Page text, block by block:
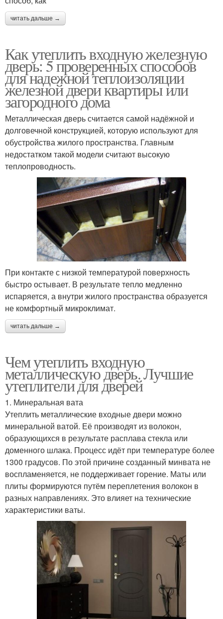
читать дальше →
Как утеплить входную железную
дверь: 5 проверенных способов
для надежной теплоизоляции
железной двери квартиры или
загородного дома
Металлическая дверь считается самой надёжной и
долговечной конструкцией, которую используют для
обустройства жилого пространства. Главным
недостатком такой модели считают высокую
теплопроводность.
При контакте с низкой температурой поверхность
быстро остывает. В результате тепло медленно
испаряется, а внутри жилого пространства образуется
не комфортный микроклимат.
читать дальше →
Чем утеплить входную
металлическую дверь. Лучшие
утеплители для дверей
1. Минеральная вата
Утеплить металлические входные двери можно
минеральной ватой. Её производят из волокон,
образующихся в результате расплава стекла или
доменного шлака. Процесс идёт при температуре более
1300 градусов. По этой причине созданный минвата не
воспламеняется, не поддерживает горение. Маты или
плиты формируются путём переплетения волокон в
разных направлениях. Это влияет на технические
характеристики ваты.